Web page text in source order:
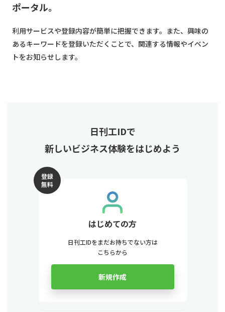
ポータル。
利用サービスや登録内容が簡単に把握できます。また、興味の
あるキーワードを登録いただくことで、関連する情報やイベン
トをお知らせします。
日刊工IDで
新しいビジネス体験をはじめよう
登録
無料
はじめての方
日刊工IDをまだお持ちでない方は
こちらから
新規作成